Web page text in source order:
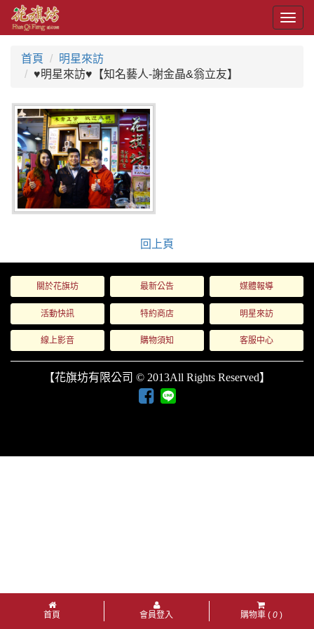
首頁
明星來訪
♥明星來訪♥【知名藝人-謝金晶&翁立友】
回上頁
關於花旗坊 最新公告 媒體報導
活動快訊 特約商店 明星來訪
線上影音 購物須知 客服中心
【花旗坊有限公司 © 2013All Rights Reserved】
首頁 會員登入 購物車 ( 0)